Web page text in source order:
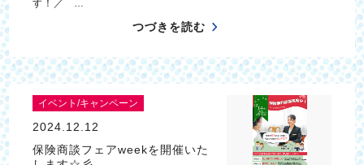
す！／ …
つづきを読む
イベント/キャンペーン
2024.12.12
保険商談フェアweekを開催いた